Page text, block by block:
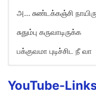
அ… சுண்டக்கஞ்சி
சுதும்பு கருவாடிருக்க
பக்குவமா புடிச்சிட நீ வா
Lyrics in
YouTube-